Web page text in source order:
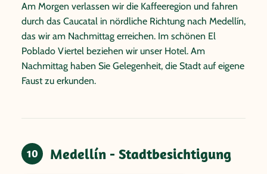
Am Morgen verlassen wir die Kaffeeregion und fahren
durch das Caucatal in nördliche Richtung nach Medellín,
das wir am Nachmittag erreichen. Im schönen El
Poblado Viertel beziehen wir unser Hotel. Am
Nachmittag haben Sie Gelegenheit, die Stadt auf eigene
Faust zu erkunden.
10 Medellín - Stadtbesichtigung